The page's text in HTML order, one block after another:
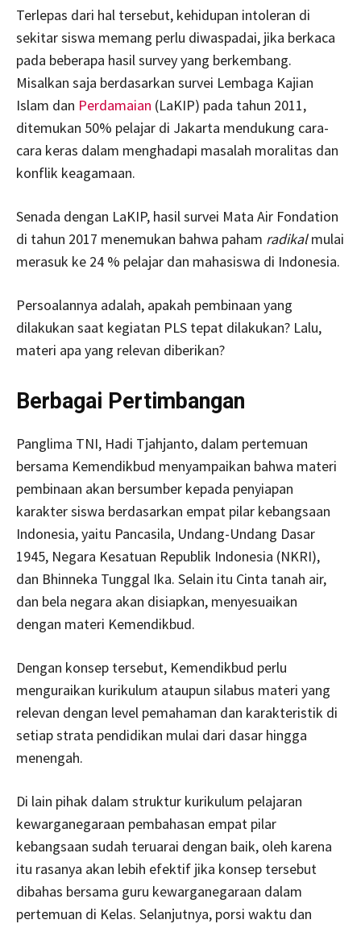
Terlepas dari hal tersebut, kehidupan intoleran di
sekitar siswa memang perlu diwaspadai, jika berkaca
pada beberapa hasil survey yang berkembang.
Misalkan saja berdasarkan survei Lembaga Kajian
Islam dan Perdamaian (LaKIP) pada tahun 2011,
ditemukan 50% pelajar di Jakarta mendukung cara-
cara keras dalam menghadapi masalah moralitas dan
konflik keagamaan.
Senada dengan LaKIP, hasil survei Mata Air Fondation
di tahun 2017 menemukan bahwa paham radikalmulai
merasuk ke 24 % pelajar dan mahasiswa di Indonesia.
Persoalannya adalah, apakah pembinaan yang
dilakukan saat kegiatan PLS tepat dilakukan? Lalu,
materi apa yang relevan diberikan?
Berbagai Pertimbangan
Panglima TNI, Hadi Tjahjanto, dalam pertemuan
bersama Kemendikbud menyampaikan bahwa materi
pembinaan akan bersumber kepada penyiapan
karakter siswa berdasarkan empat pilar kebangsaan
Indonesia, yaitu Pancasila, Undang-Undang Dasar
1945, Negara Kesatuan Republik Indonesia (NKRI),
dan Bhinneka Tunggal Ika. Selain itu Cinta tanah air,
dan bela negara akan disiapkan, menyesuaikan
dengan materi Kemendikbud.
Dengan konsep tersebut, Kemendikbud perlu
menguraikan kurikulum ataupun silabus materi yang
relevan dengan level pemahaman dan karakteristik di
setiap strata pendidikan mulai dari dasar hingga
menengah.
Di lain pihak dalam struktur kurikulum pelajaran
kewarganegaraan pembahasan empat pilar
kebangsaan sudah teruarai dengan baik, oleh karena
itu rasanya akan lebih efektif jika konsep tersebut
dibahas bersama guru kewarganegaraan dalam
pertemuan di Kelas. Selanjutnya, porsi waktu dan